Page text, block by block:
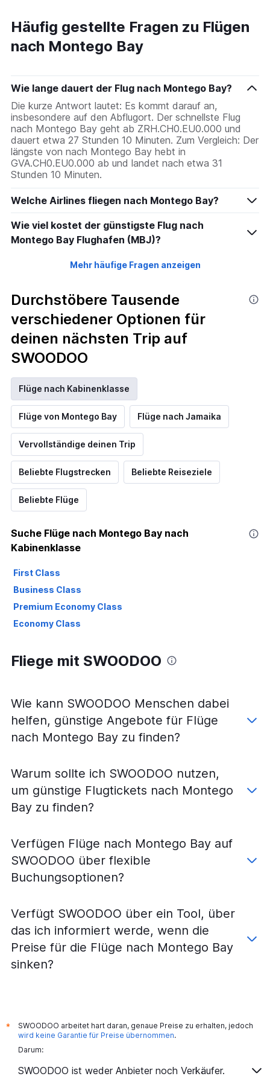
Häufig gestellte Fragen zu Flügen
nach Montego Bay
Wie lange dauert der Flug nach Montego Bay?
Die kurze Antwort lautet: Es kommt darauf an,
insbesondere auf den Abflugort. Der schnellste Flug
nach Montego Bay geht ab ZRH.CH0.EU0.000 und
dauert etwa 27 Stunden 10 Minuten. Zum Vergleich: Der
längste von nach Montego Bay hebt in
GVA.CH0.EU0.000 ab und landet nach etwa 31
Stunden 10 Minuten.
Welche Airlines fliegen nach Montego Bay?
Wie viel kostet der günstigste Flug nach
Montego Bay Flughafen (MBJ)?
Mehr häufige Fragen anzeigen
Durchstöbere Tausende
verschiedener Optionen für
deinen nächsten Trip auf
SWOODOO
Flüge nach Kabinenklasse
Flüge von Montego Bay Flüge nach Jamaika
Vervollständige deinen Trip
Beliebte Flugstrecken Beliebte Reiseziele
Beliebte Flüge
Suche Flüge nach Montego Bay nach
Kabinenklasse
First Class
Business Class
Premium Economy Class
Economy Class
Fliege mit SWOODOO
Wie kann SWOODOO Menschen dabei
helfen, günstige Angebote für Flüge
nach Montego Bay zu finden?
Warum sollte ich SWOODOO nutzen,
um günstige Flugtickets nach Montego
Bay zu finden?
Verfügen Flüge nach Montego Bay auf
SWOODOO über flexible
Buchungsoptionen?
Verfügt SWOODOO über ein Tool, über
das ich informiert werde, wenn die
Preise für die Flüge nach Montego Bay
sinken?
*
SWOODOO arbeitet hart daran, genaue Preise zu erhalten, jedoch
wird keine Garantie für Preise übernommen.
Darum:
SWOODOO ist weder Anbieter noch Verkäufer.